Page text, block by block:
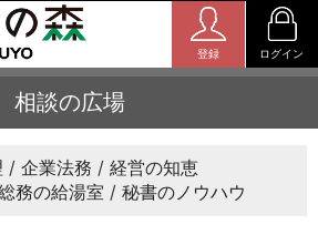
登録 ログイン
相談の広場
企業法務
経営の知恵
務の給湯室 秘書のノウハウ